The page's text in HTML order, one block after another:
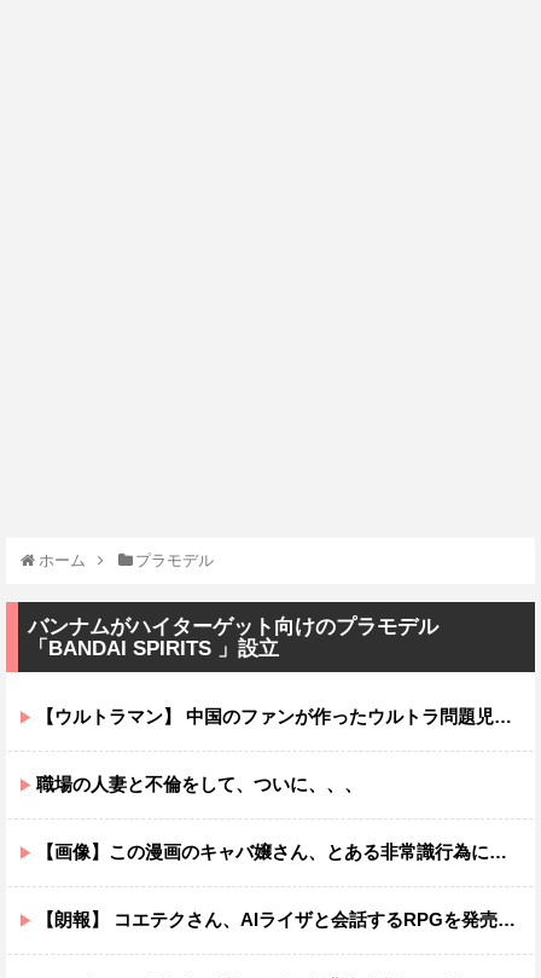
ホーム プラモデル
バンナムがハイターゲット向けのプラモデル
「BANDAI SPIRITS 」設立
【ウルトラマン】 中国のファンが作ったウルトラ問題児一覧ｗｗｗｗｗ
職場の人妻と不倫をして、ついに、、、
【画像】この漫画のキャバ嬢さん、とある非常識行為により太客を逃してしまうwww
【朗報】 コエテクさん、AIライザと会話するRPGを発売ｗｗｗｗｗｗｗｗｗｗｗｗ